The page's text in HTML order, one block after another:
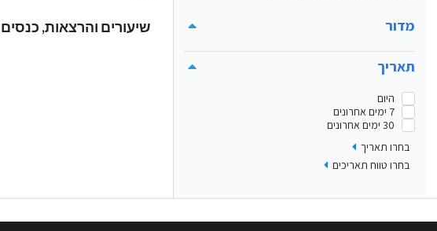
מדור
תאריך
היום
7 ימים אחרונים
30 ימים אחרונים
בחרו תאריך
בחרו טווח תאריכים
שיעורים והרצאות, כנסים